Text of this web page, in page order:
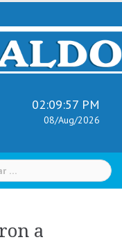
02:09:58 PM
08/Aug/2026
a